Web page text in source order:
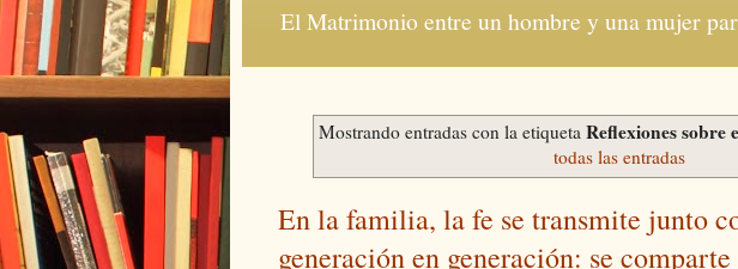
El Matrimonio entre un hombre y una mujer
Mostrando entradas con la etiquetaReflexiones sobre
todas las entradas
En la familia, la fe se transmite junto
generación en generación: se